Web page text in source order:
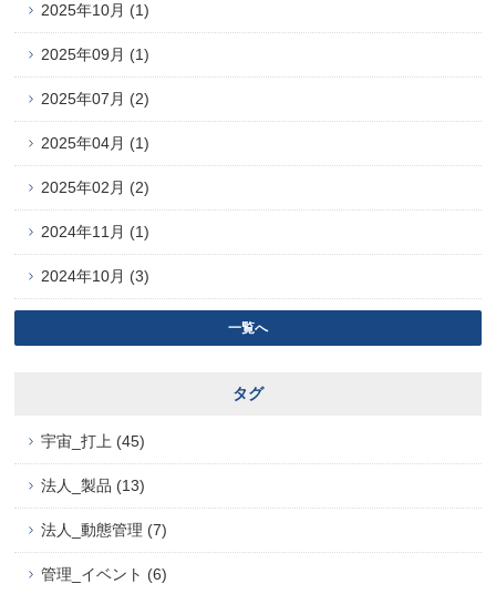
2025年10月 (1)
2025年09月 (1)
2025年07月 (2)
2025年04月 (1)
2025年02月 (2)
2024年11月 (1)
2024年10月 (3)
一覧へ
タグ
宇宙_打上 (45)
法人_製品 (13)
法人_動態管理 (7)
管理_イベント (6)